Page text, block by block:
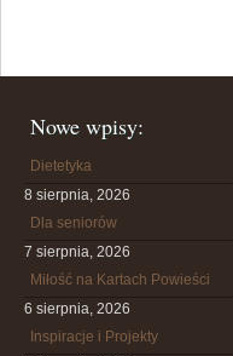
Nowe wpisy:
Dietetyka
8 sierpnia, 2026
Dla seniorów
7 sierpnia, 2026
Miłość na Kartach Powieści
6 sierpnia, 2026
Inspiracje i Projekty